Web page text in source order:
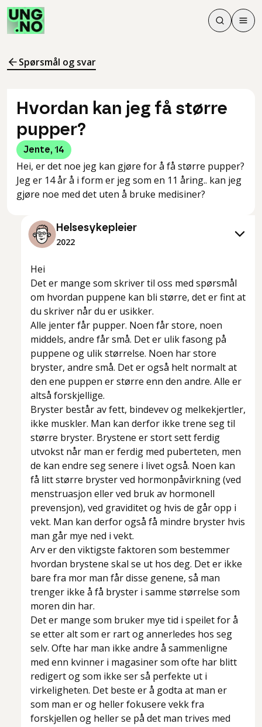
Søk
Søk
Meny
Spørsmål og svar
Hvordan kan jeg få større
pupper?
Jente, 14
Hei, er det noe jeg kan gjøre for å få større pupper?
Jeg er 14 år å i form er jeg som en 11 åring.. kan jeg
gjøre noe med det uten å bruke medisiner?
Helsesykepleier
2022
Hei
Det er mange som skriver til oss med spørsmål
om hvordan puppene kan bli større, det er fint at
du skriver når du er usikker.
Alle jenter får pupper. Noen får store, noen
middels, andre får små. Det er ulik fasong på
puppene og ulik størrelse. Noen har store
bryster, andre små. Det er også helt normalt at
den ene puppen er større enn den andre. Alle er
altså forskjellige.
Bryster består av fett, bindevev og melkekjertler,
ikke muskler. Man kan derfor ikke trene seg til
større bryster. Brystene er stort sett ferdig
utvokst når man er ferdig med puberteten, men
de kan endre seg senere i livet også. Noen kan
få litt større bryster ved hormonpåvirkning (ved
menstruasjon eller ved bruk av hormonell
prevensjon), ved graviditet og hvis de går opp i
vekt. Man kan derfor også få mindre bryster hvis
man går mye ned i vekt.
Arv er den viktigste faktoren som bestemmer
hvordan brystene skal se ut hos deg. Det er ikke
bare fra mor man får disse genene, så man
trenger ikke å få bryster i samme størrelse som
moren din har.
Det er mange som bruker mye tid i speilet for å
se etter alt som er rart og annerledes hos seg
selv. Ofte har man ikke andre å sammenligne
med enn kvinner i magasiner som ofte har blitt
redigert og som ikke ser så perfekte ut i
virkeligheten. Det beste er å godta at man er
som man er og heller fokusere vekk fra
forskjellen og heller se på det man trives med